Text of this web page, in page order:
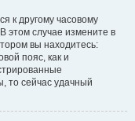
к другому часовому
этом случае измените в
вы находитесь:
пояс, как и
то сейчас удачный